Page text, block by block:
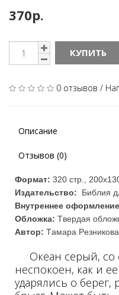
370р.
КУПИТЬ
0 отзывов /
Описание
Отзывов (0)
Формат: 320 стр.,
Издательство: Библия
Внутреннее
Обложка: Твердая
Автор: Тамара Резникова
Океан серый, со
неспокоен, как и
ударялись о берег,